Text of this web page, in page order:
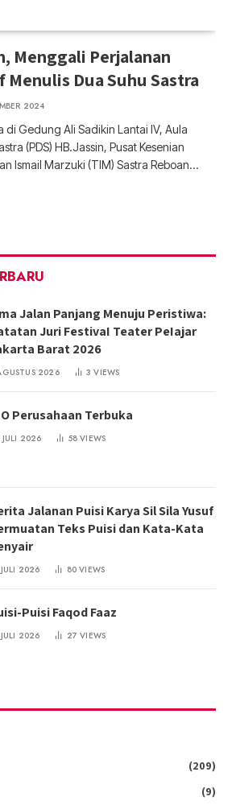
Menggali Perjalanan
Menulis Dua Suhu Sastra
2024
Gedung Ali Sadikin Lantai IV, Aula
(PDS) HB.Jassin, Pusat Kesenian
Ismail Marzuki (TIM) Sastra Reboan…
Jalan Panjang Menuju Peristiwa:
Juri FestivaI Teater PeIajar
Barat 2026
2026 3VIEWS
Perusahaan Terbuka
2026 58VIEWS
Jalanan Puisi Karya Sil Sila Yusuf
Teks Puisi dan Kata-Kata
2026 80VIEWS
Puisi Faqod Faaz
2026 27VIEWS
(209)
(9)